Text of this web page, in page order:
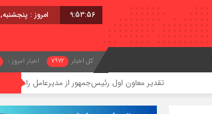
9:53:57 امروز : پنجشنبه, ۱۵ مرداد , ۱۴۰۵
کل اخبار 7972 اخبار امروز :
تقدیر معاون اول رئیس‌جمهور از مدیرعامل راه‌آهن